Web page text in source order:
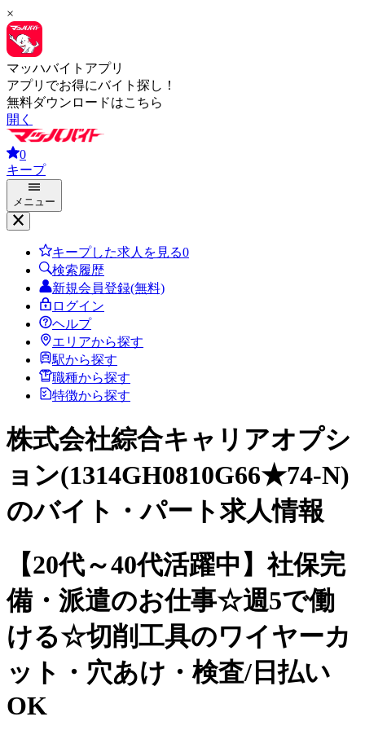
×
マッハバイトアプリ
アプリでお得にバイト探し！
無料ダウンロードはこちら
開く
0
キープ
メニュー
キープした求人を見る0
検索履歴
新規会員登録(無料)
ログイン
ヘルプ
エリアから探す
駅から探す
職種から探す
特徴から探す
株式会社綜合キャリアオプシ
ョン(1314GH0810G66★74-N)
のバイト・パート求人情報
【20代～40代活躍中】社保完
備・派遣のお仕事☆週5で働
ける☆切削工具のワイヤーカ
ット・穴あけ・検査/日払い
OK